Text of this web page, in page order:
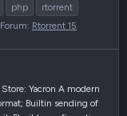
php
rtorrent
Forum: Rtorrent 15
Yacron A modern
Builtin sending of